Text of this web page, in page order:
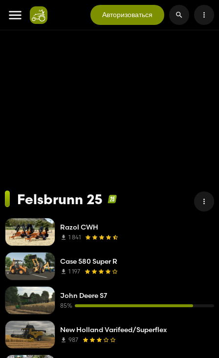
Авторизоваться
Felsbrunn 25
Razol CWH
1 841
Case 580 Super R
1 197
John Deere S7
85%
New Holland Varifeed/Superflex
987